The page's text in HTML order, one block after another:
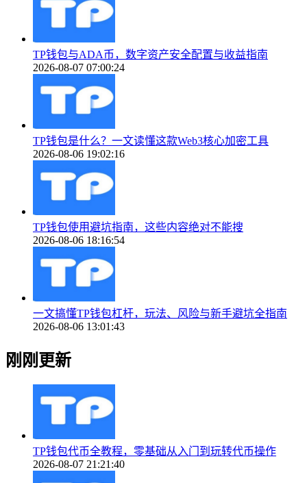
TP钱包与ADA币，数字资产安全配置与收益指南
2026-08-07 07:00:24
TP钱包是什么？一文读懂这款Web3核心加密工具
2026-08-06 19:02:16
TP钱包使用避坑指南，这些内容绝对不能搜
2026-08-06 18:16:54
一文搞懂TP钱包杠杆，玩法、风险与新手避坑全指南
2026-08-06 13:01:43
刚刚更新
TP钱包代币全教程，零基础从入门到玩转代币操作
2026-08-07 21:21:40